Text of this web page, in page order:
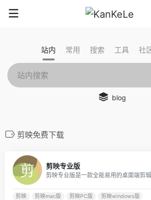
站内 常用 搜索 工具 社
blog
剪映免费下载
剪映专业版
剪映 剪映mac版 剪映PC版 剪映windows版